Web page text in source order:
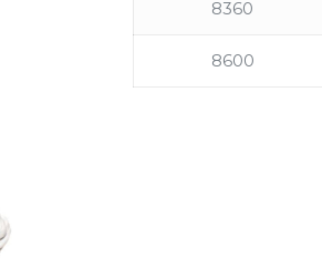
8360
8600